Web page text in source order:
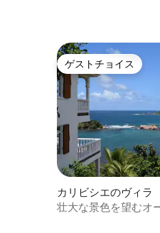
ゲストチョイス
ゲストチョイス
カリビシエのヴィラ
壮大な景色を望むオ